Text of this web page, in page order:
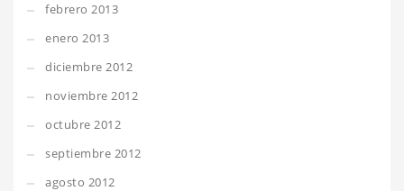
febrero 2013
enero 2013
diciembre 2012
noviembre 2012
octubre 2012
septiembre 2012
agosto 2012